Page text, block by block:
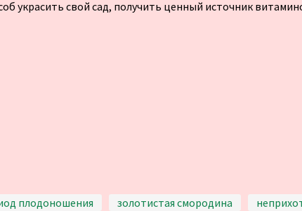
украсить свой сад, получить ценный источник
плодоношения золотистая смородина